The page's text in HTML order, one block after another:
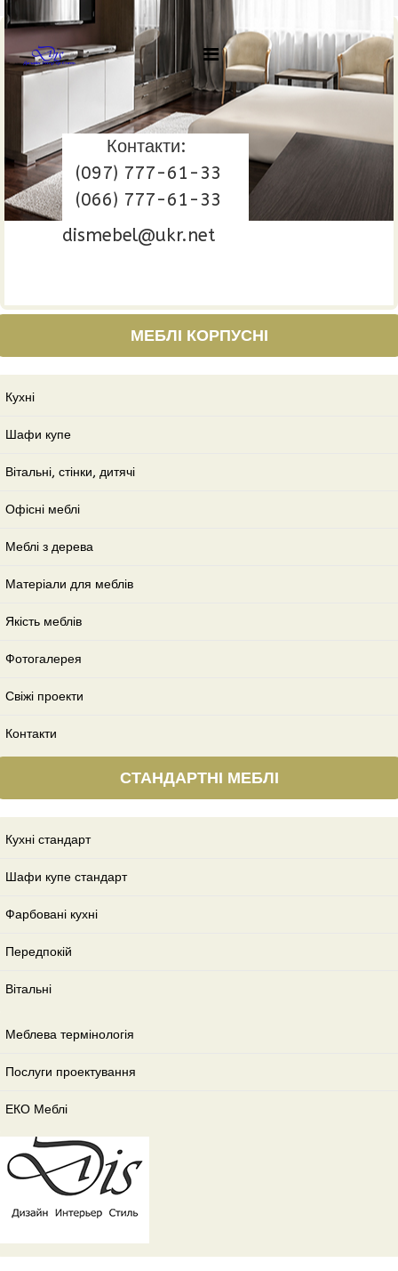
Контакти:
(097) 777-61-33
(066) 777-61-33
dismebel@ukr.net
МЕБЛІ КОРПУСНІ
Кухні
Шафи купе
Вітальні, стінки, дитячі
Офісні меблі
Меблі з дерева
Матеріали для меблів
Якість меблів
Фотогалерея
Свіжі проекти
Контакти
СТАНДАРТНІ МЕБЛІ
Кухні стандарт
Шафи купе стандарт
Фарбовані кухні
Передпокій
Вітальні
Меблева термінологія
Послуги проектування
ЕКО Меблі